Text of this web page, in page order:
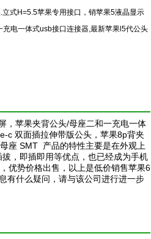
式H=5.5苹果专用接口，销苹果5液晶显示
充电一体式usb接口连接器,最新苹果l5代公头
，苹果夹背公头/母座二和一充电一体
c 双面插拉伸带版公头，苹果8p背夹
座 SMT 产品的特性主要是在外观上
，即插即用等优点，也已经成为手机
优势价格出售，以上是低价销售苹果6
有什么疑问，请与该公司进行进一步